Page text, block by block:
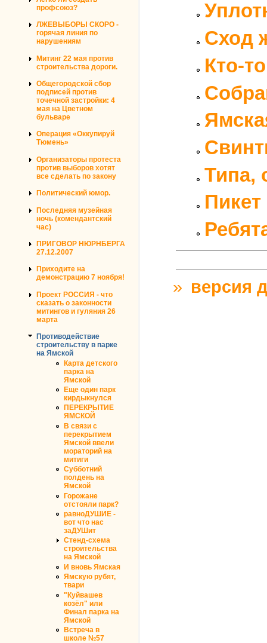
профсоюз?
ЛЖЕВЫБОРЫ СКОРО -
горячая линия по
нарушениям
Митинг 22 мая против
строительства дороги.
Общегородской сбор
подписей против
точечной застройки: 4
мая на Цветном
бульваре
Операция «Оккупируй
Тюмень»
Организаторы протеста
против выборов хотят
все сделать по закону
Политический юмор.
Последняя музейная
ночь (комендантский
час)
ПРИГОВОР НЮРНБЕРГА
27.12.2007
Приходите на
демонстрацию 7 ноября!
Проект РОССИЯ - что
сказать о законности
митингов и гуляния 26
марта
Противодействие
строительству в парке
на Ямской
Карта детского
парка на
Ямской
Еще один парк
кирдыкнулся
ПЕРЕКРЫТИЕ
ЯМСКОЙ
В связи с
перекрытием
Ямской ввели
мораторий на
митиги
Субботний
полдень на
Ямской
Горожане
отстояли парк?
равноДУШИЕ -
вот что нас
заДУШит
Стенд-схема
строительства
на Ямской
И вновь Ямская
Ямскую рубят,
твари
"Куйвашев
козёл" или
Финал парка на
Ямской
Встреча в
школе №57
Сход
Кто-
Типа,
» версия